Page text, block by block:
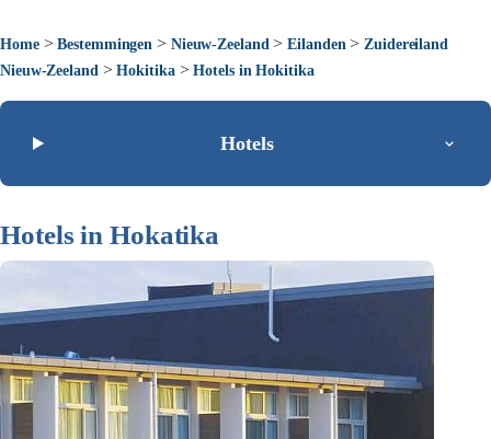
Home>Bestemmingen > Nieuw-Zeeland >Eilanden > Zuidereiland
Nieuw-Zeeland >Hokitika>Hotels in Hokitika
Hotels
Hotels in Hokatika